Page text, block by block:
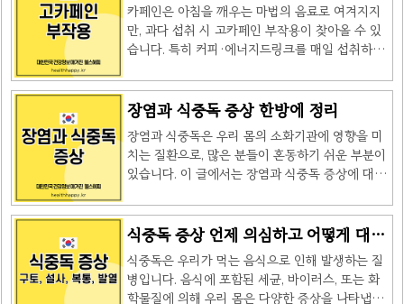
한 내용은 아래의 글을 참고해 주세요! 독감 격리
누구에게 해당 될까요?독..
까?독감 바이러스(인플루엔자)는 1회 기침으로 약
3,000개의 비말이 1m 이상 날아갈 수 있습니다.
감염자의 침방울이 호흡기나 눈·코·입으로 들어가
한 유아나 65세 이상 어르신은 폐렴으로 진행될 위
험이 3배 이상 높아 철저한 독감 격리가 필수입니
다.📊 실제 사례:2023년 12월, 서울某 초등학교에
서 독감 ..
카페인은 아침을 깨우는 마법의 음료로 여겨지지
만, 과다 섭취 시 고카페인 부작용이 찾아올 수 있
습니다. 특히 커피·에너지드링크를 매일 섭취하는
이 글에선 고카페인 부작용의 숨은 원인부터 증상
완화법까지 깊이 있게 다룹니다. 🌟 고카페인 부
를 차단해 피로를 느끼지 않게 합니다. 하지만 장기
간 과다 섭취하면 뇌가 이 상태에 적응하는데, 갑작
스럽게 섭취를 중단하면 아데노신이 폭발적으로
납니다. 🔬 과학적 근거:하버드 대학 연구에 따르
면, 카페인 200mg(커피 2잔)을 2주 이상 섭취한
후 중단하면 50% 이상의 사람에서 금단 증상이 발
생합니다. 📋 고카페인 부..
장염과 식중독 증상 한방에 정리
장염과 식중독은 우리 몸의 소화기관에 영향을 미
치는 질환으로, 많은 분들이 혼동하기 쉬운 부분이
있습니다. 이 글에서는 장염과 식중독 증상에 대해
식을 돕도록 하겠습니다. 장염과 식중독 증상 차이
점장염과 식중독은 비슷한 증상을 보일 수 있습니
등이 나타납니다. 장염은 주로 바이러스나 세균에
의해 발생하며, 식중독은 오염된 음식이나 물 섭취
식중독 증상 언제 의심하고 어떻게 대처
할까?(구토, 설사, 복통, 발열)
식중독은 우리가 먹는 음식으로 인해 발생하는 질
병입니다. 음식에 포함된 세균, 바이러스, 또는 화
학물질에 의해 우리 몸은 다양한 증상을 나타냅니